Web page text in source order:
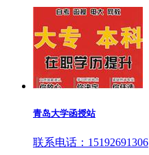
青岛大学函授站
联系电话：15192691306